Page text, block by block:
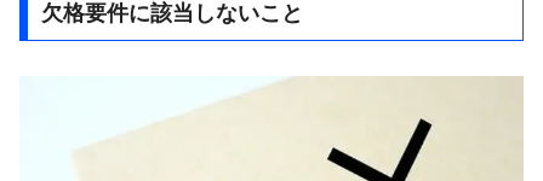
欠格要件に該当しないこと